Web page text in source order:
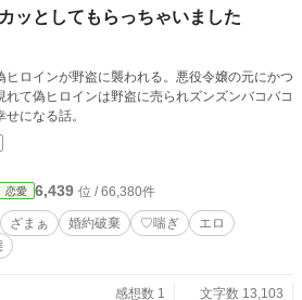
ッとしてもらっちゃいました
ロインが野盗に襲われる。悪役令嬢の元にかつ
て偽ヒロインは野盗に売られズンズンバコバコ
になる話。
恋愛 6,439 位 / 66,380件
ざまぁ 婚約破棄 ♡喘ぎ
エロ
感想数 1 文字数 13,103